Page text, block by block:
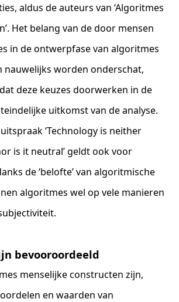
aldus de auteurs van ‘Algoritmes
Het belang van de door mensen
in de ontwerpfase van algoritmes
nauwelijks worden onderschat,
deze keuzes doorwerken in de
uitkomst van de analyse.
‘Technology is neither
is it neutral’ geldt ook voor
de ‘belofte’ van algoritmische
algoritmes wel op vele manieren
bevooroordeeld
menselijke constructen zijn,
en waarden van